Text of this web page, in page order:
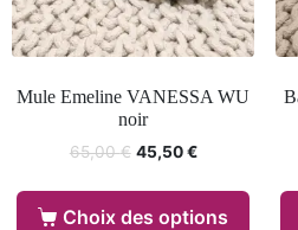
Mule Emeline VANESSA WU
noir
65,00€ 45,50€
Choix des options